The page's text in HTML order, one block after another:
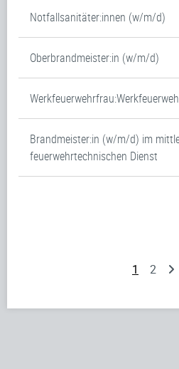
Notfallsanitäter:innen (w/m/d)
Oberbrandmeister:in (w/m/d)
Brandmeister:in (w/m/d) im
feuerwehrtechnischen Dienst
1 2